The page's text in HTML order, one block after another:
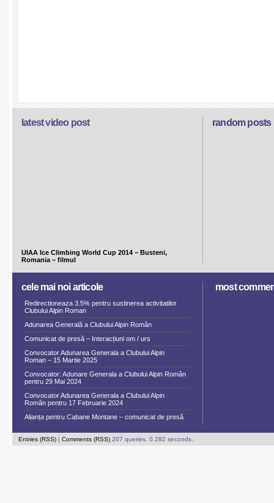
random posts
latest video post
UIAA Ice Climbing World Cup 2014 – Busteni,
Romania – filmul
cele mai noi articole
Redirectioneaza 3.5% pentru sustinerea activitatilor
Clubului Alpin Roman
Adunarea Generală a Clubului Alpin Român
Comunicat de presă – Interacțiuni om / urs
Convocator Adunarea Generala a Clubului Alpin
Roman – 15 Martie 2025
Convocator: Adunare Generala a Clubului Alpin Român
pentru 29 Mai 2024
Convocator Adunarea Generala a Clubului Alpin
Român pentru 17 Februarie 2024
Alianța pentru Cabane Montane – comunicat de presă
most
Entries (RSS) | Comments (RSS) 207 queries. 0.282 seconds.